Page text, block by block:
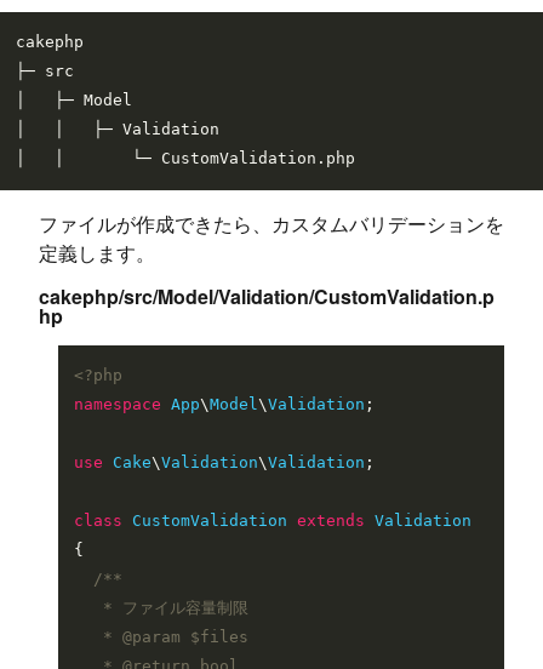
cakephp
├─ src
│   ├─ Model
│   │   ├─ Validation
ファイルが作成できたら、カスタムバリデーションを
定義します。
cakephp/src/Model/Validation/CustomValidation.p
hp
<?php
namespace
App\Model\Validation ;
use Cake\Validation\Validation ;
class CustomValidation extends
Validation
{
/**
   * ファイル容量制限
   *
@param $files